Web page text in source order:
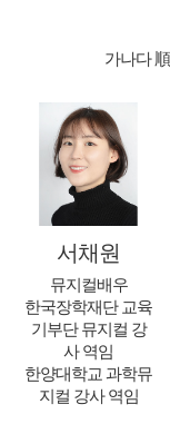
가나다 順
서채원
뮤지컬배우
한국장학재단 교육
기부단 뮤지컬 강
사 역임
한양대학교 과학뮤
지컬 강사 역임